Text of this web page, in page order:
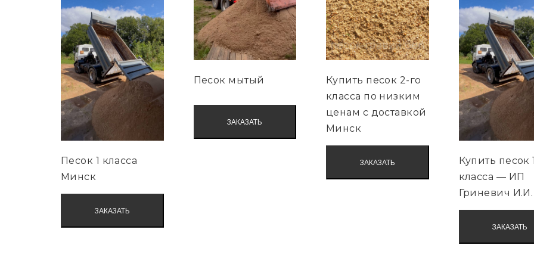
Песок 1 класса
Минск
ЗАКАЗАТЬ
Песок мытый
ЗАКАЗАТЬ
Купить песок 2-го
класса по низким
ценам с доставкой
Минск
ЗАКАЗАТЬ
Купить песок
класса — ИП
Гриневич И.И.
ЗАКАЗАТЬ